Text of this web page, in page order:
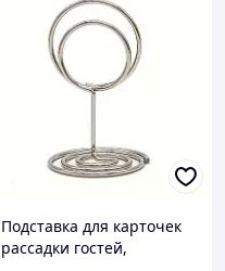
Подставка для карточек
рассадки гостей,